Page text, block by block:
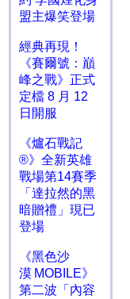
盟主爆笑登場
經典再現！
《賽爾號：巔
峰之戰》正式
定檔 8 月 12
日開服
《爐石戰記
®》全新英雄
戰場第14賽季
「達拉然的黑
暗贈禮」現已
登場
《黑色沙
漠 MOBILE》
第二波「內容